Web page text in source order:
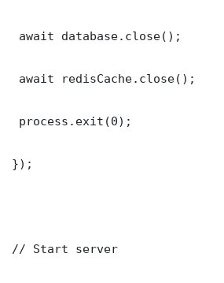
await database.close();
await redisCache.close();
process.exit(0);
});
// Start server